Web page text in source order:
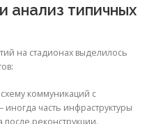
анализ типичных
на стадионах выделилось
коммуникаций с
часть инфраструктуры
после реконструкции.